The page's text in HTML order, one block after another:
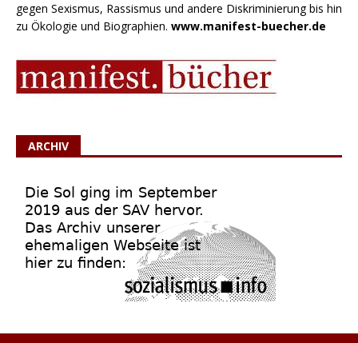
gegen Sexismus, Rassismus und andere Diskriminierung bis hin
zu Ökologie und Biographien. www.manifest-buecher.de
ARCHIV